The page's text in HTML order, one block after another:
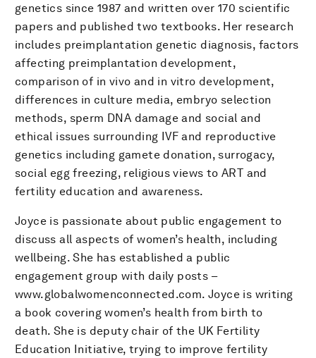
genetics since 1987 and written over 170 scientific
papers and published two textbooks. Her research
includes preimplantation genetic diagnosis, factors
affecting preimplantation development,
comparison of in vivo and in vitro development,
differences in culture media, embryo selection
methods, sperm DNA damage and social and
ethical issues surrounding IVF and reproductive
genetics including gamete donation, surrogacy,
social egg freezing, religious views to ART and
fertility education and awareness.
Joyce is passionate about public engagement to
discuss all aspects of women’s health, including
wellbeing. She has established a public
engagement group with daily posts –
www.globalwomenconnected.com. Joyce is writing
a book covering women’s health from birth to
death. She is deputy chair of the UK Fertility
Education Initiative, trying to improve fertility